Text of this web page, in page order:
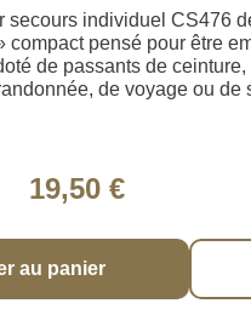
secours individuel CS476
compact pensé pour être
de passants de
de voyage ou de
19,50 €
au panier